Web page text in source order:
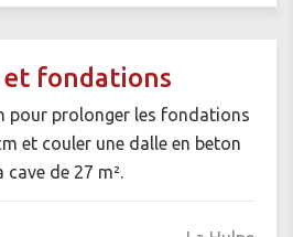
fondations
pour prolonger les fondations
et couler une dalle en beton
de 27 m².